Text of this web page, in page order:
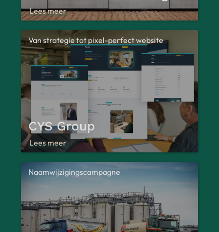
Lees meer
Van strategie tot pixel-perfect website
CYS Group
Lees meer
Naamwijzigingscampagne